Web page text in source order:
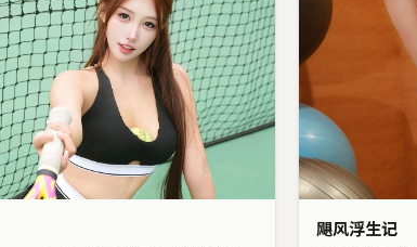
飓风浮生记